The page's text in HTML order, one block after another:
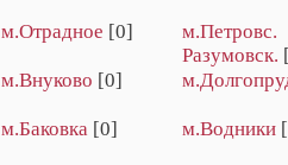
м.Отрадное [0]
м.Петровс.
Разумовск.
м.Внуково [0]
м.Баковка [0] м.Водники